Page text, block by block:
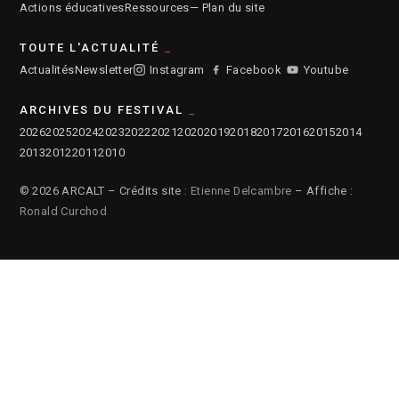
Actions éducativesRessources— Plan du site
TOUTE L'ACTUALITÉ
ActualitésNewsletter Instagram Facebook Youtube
ARCHIVES DU FESTIVAL
2026202520242023202220212020201920182017201620152014
2013201220112010
© 2026 ARCALT – Crédits site : Etienne Delcambre – Affiche :
Ronald Curchod